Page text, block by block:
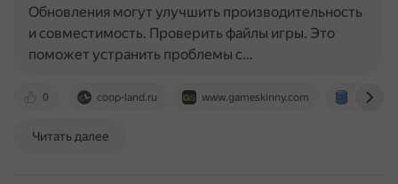
0 coop-land.ru www.gameskinny.com
Обновления могут улучшить производительность
и совместимость. Проверить файлы игры. Это
поможет устранить проблемы с…
Читать далее